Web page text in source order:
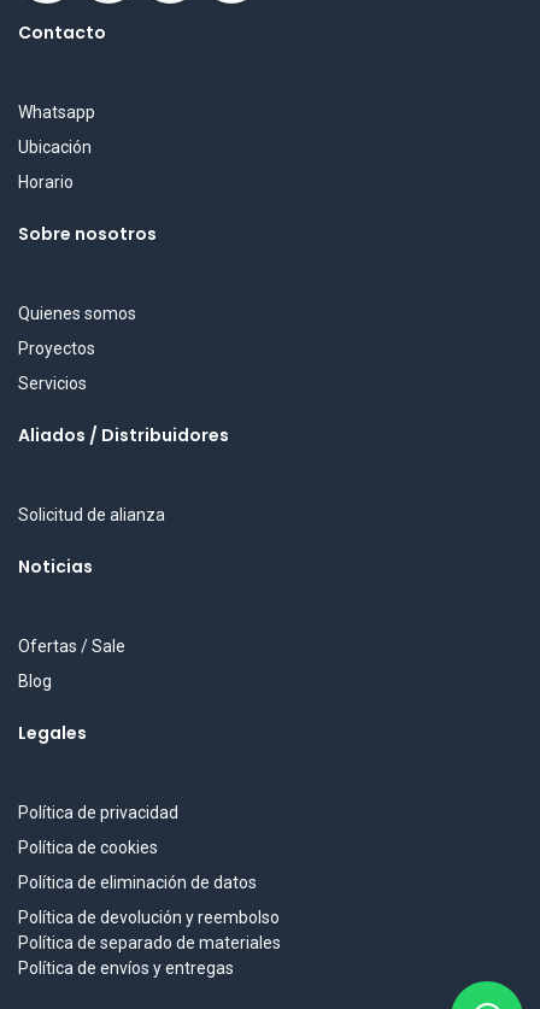
Contacto
Whatsapp
Ubicación
Horario
Sobre nosotros
Quienes somos
Proyectos
Servicios
Aliados / Distribuidores
Solicitud de alianza
Noticias
Ofertas / Sale
Blog
Legales
Política de privacidad
Política de cookies
Política de eliminación de datos
Política de devolución y reembolso
Política de separado de materiales
Política de envíos y entregas